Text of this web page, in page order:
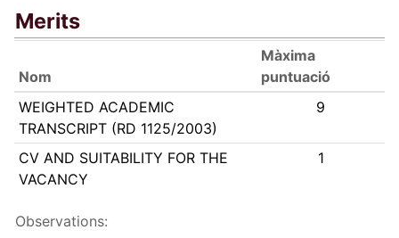
Merits
Nom
Màxima
puntuació
WEIGHTED ACADEMIC
TRANSCRIPT (RD 1125/2003)
9
CV AND SUITABILITY FOR THE
VACANCY
1
Observations: